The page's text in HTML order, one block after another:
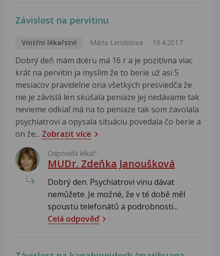
Závislost na pervitinu
Vnitřní lékařství Mária Lendelova 10.4.2017
Dobrý deň mám dcéru má 16 r a je pozitívna viac
krát na pervitín ja myslím že to berie už asi 5
mesiacov pravidelne ona všetkých presviedča že
nie je závislá len skúšala peniaze jej nedávame tak
nevieme odkiaľ má na to peniaze tak som zavolala
psychiatrovi a opysala situáciu povedala čo berie a
on že... Zobrazit více
Odpovídá lékař:
MUDr. Zdeňka Janoušková
Dobrý den. Psychiatrovi vinu dávat
nemůžete. Je možné, že v té době měl
spoustu telefonátů a podrobnosti...
Celá odpověď